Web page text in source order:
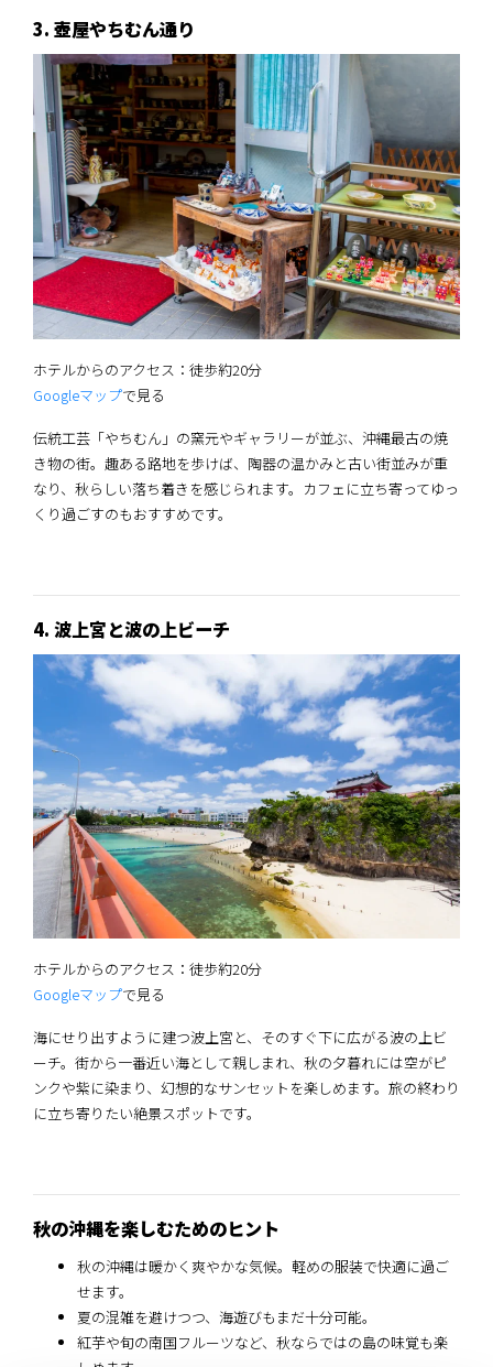
3. 壺屋やちむん通り
ホテルからのアクセス：徒歩約20分
Googleマップで見る
伝統工芸「やちむん」の窯元やギャラリーが並ぶ、沖縄最古の焼
き物の街。趣ある路地を歩けば、陶器の温かみと古い街並みが重
なり、秋らしい落ち着きを感じられます。カフェに立ち寄ってゆっ
くり過ごすのもおすすめです。
4. 波上宮と波の上ビーチ
ホテルからのアクセス：徒歩約20分
Googleマップで見る
海にせり出すように建つ波上宮と、そのすぐ下に広がる波の上ビ
ーチ。街から一番近い海として親しまれ、秋の夕暮れには空がピ
ンクや紫に染まり、幻想的なサンセットを楽しめます。旅の終わり
に立ち寄りたい絶景スポットです。
秋の沖縄を楽しむためのヒント
秋の沖縄は暖かく爽やかな気候。軽めの服装で快適に過ご
せます。
夏の混雑を避けつつ、海遊びもまだ十分可能。
紅芋や旬の南国フルーツなど、秋ならではの島の味覚も楽